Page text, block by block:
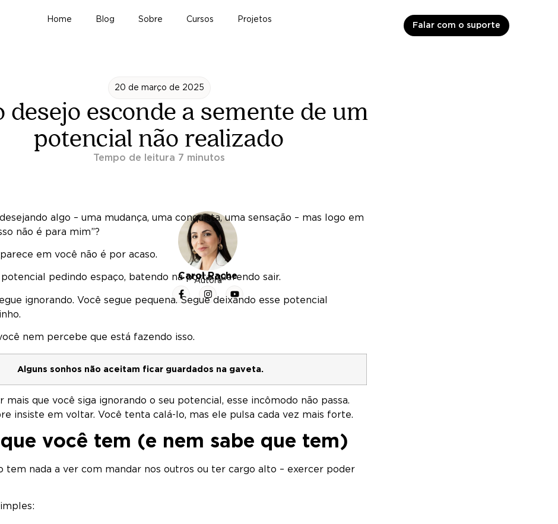
Home Blog Sobre Cursos
Projetos
Falar com o suporte
20 de março de 2025
desejo esconde a semente de um
potencial não realizado
Carol Rache
Autora
algo – uma mudança, uma conquista, uma sensação – mas logo em
não é para mim”?
em você não é por acaso.
potencial pedindo espaço, batendo na porta querendo sair.
ignorando. Você segue pequena. Segue deixando esse potencial
nem percebe que está fazendo isso.
Alguns sonhos não aceitam ficar guardados na gaveta.
mais que você siga ignorando o seu potencial, esse incômodo não passa.
insiste em voltar. Você tenta calá-lo, mas ele pulsa cada vez mais forte.
você tem (e nem sabe que tem)
tem nada a ver com mandar nos outros ou ter cargo alto – exercer poder